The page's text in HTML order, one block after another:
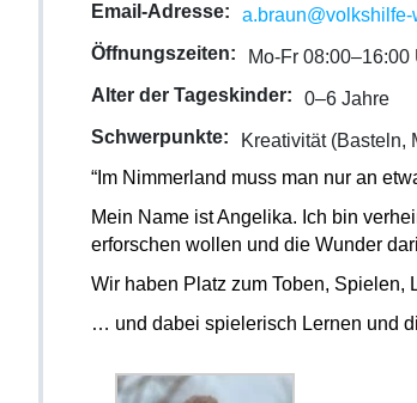
Email-Adresse:
a.braun@volkshilfe-
Öffnungszeiten:
Mo-Fr 08:00–16:00
Alter der Tageskinder:
0–6 Jahre
Schwerpunkte:
Kreativität (Basteln,
“Im Nimmerland muss man nur an
Mein Name ist Angelika. Ich bin
erforschen wollen und die Wunder
Wir haben Platz zum Toben,
… und dabei spielerisch Lernen und